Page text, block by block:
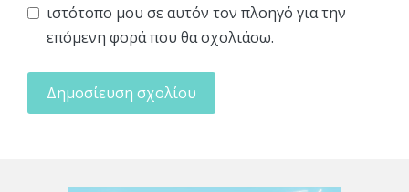
ιστότοπο μου σε αυτόν τον πλοηγό για την
επόμενη φορά που θα σχολιάσω.